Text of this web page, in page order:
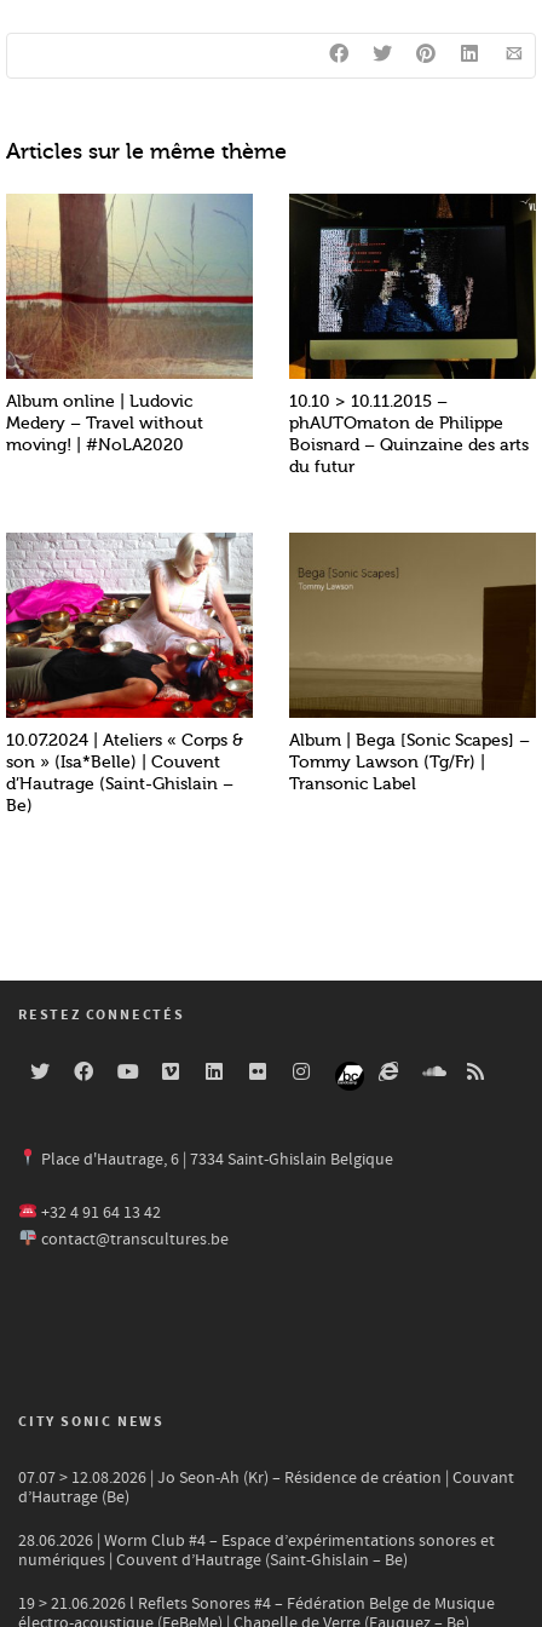
Articles sur le même thème
Album online | Ludovic
Medery – Travel without
moving! | #NoLA2020
10.10 > 10.11.2015 –
phAUTOmaton de Philippe
Boisnard – Quinzaine des arts
du futur
10.07.2024 | Ateliers « Corps &
son » (Isa*Belle) | Couvent
d’Hautrage (Saint-Ghislain –
Be)
Album | Bega [Sonic Scapes] –
Tommy Lawson (Tg/Fr) |
Transonic Label
RESTEZ CONNECTÉS
Place d'Hautrage, 6 | 7334 Saint-Ghislain Belgique
+32 4 91 64 13 42
contact@transcultures.be
CITY SONIC NEWS
07.07 > 12.08.2026 | Jo Seon-Ah (Kr) – Résidence de création | Couvant
d’Hautrage (Be)
28.06.2026 | Worm Club #4 – Espace d’expérimentations sonores et
numériques | Couvent d’Hautrage (Saint-Ghislain – Be)
19 > 21.06.2026 l Reflets Sonores #4 – Fédération Belge de Musique